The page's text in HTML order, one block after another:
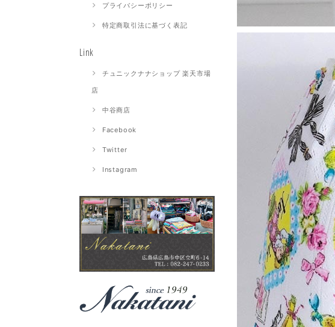
プライバシーポリシー
特定商取引法に基づく表記
Link
チュニックナナショップ 楽天市場
店
中谷商店
Facebook
Twitter
Instagram